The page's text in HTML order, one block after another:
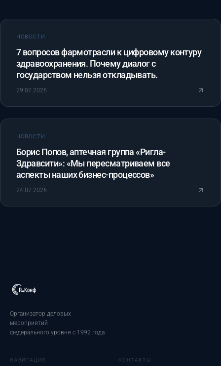
НОВОСТИ
7 вопросов фармотрасли к цифровому контуру
здравоохранения. Почему диалог с
государством нельзя откладывать.
29.07.2026
НОВОСТИ
Борис Попов, аптечная группа «Ригла-
Здравсити»: «Мы пересматриваем все
аспекты наших бизнес-процессов»
24.07.2026
Организатор деловых
мероприятий
федерального уровня с 1992 года
НАВИГАЦИЯ КОНТАКТЫ